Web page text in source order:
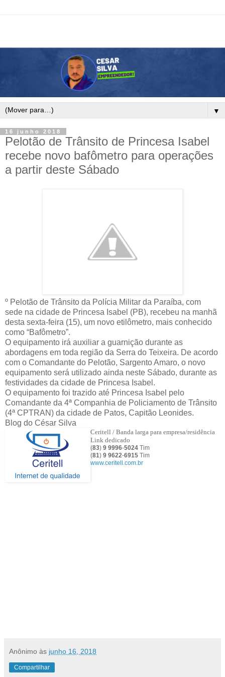
▼
16 junho 2018
Pelotão de Trânsito de Princesa Isabel
recebe novo bafômetro para operações
a partir deste Sábado
º Pelotão de Trânsito da Polícia Militar da Paraíba, com
sede na cidade de Princesa Isabel (PB), recebeu na manhã
desta sexta-feira (15), um novo etilômetro, mais conhecido
como “Bafômetro”.
O equipamento irá auxiliar a guarnição durante as
abordagens em toda região da Serra do Teixeira. De acordo
com o Comandante do Pelotão, Sargento Amaro, o novo
equipamento será utilizado ainda neste Sábado, durante as
festividades da cidade de Princesa Isabel.
O equipamento foi trazido até Princesa Isabel pelo
Comandante da 4ª Companhia de Policiamento de Trânsito
(4ª CPTRAN) da cidade de Patos, Capitão Leonides.
Blog do César Silva
Ceritell / Banda larga para empresa/residência
Link dedicado
(83) 9 9996-5024 Tim
(81) 9 9622-6915 Tim
www.ceritell.com.br
Anônimo às junho 16, 2018
Compartilhar